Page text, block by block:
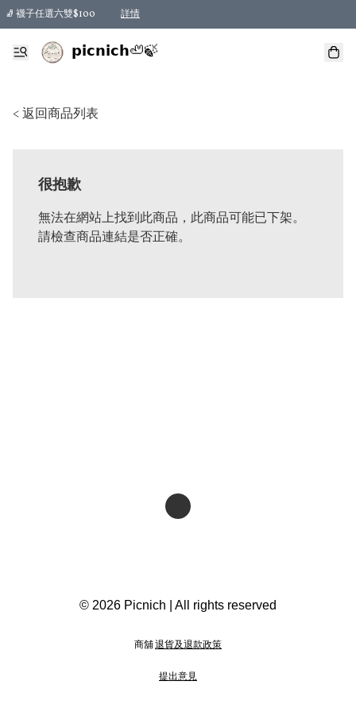
🧦 襪子任選六雙$100 詳情
𝗽𝗶𝗰𝗻𝗶𝗰𝗵🦥🍃
< 返回商品列表
很抱歉
無法在網站上找到此商品，此商品可能已下架。
請檢查商品連結是否正確。
© 2026 Picnich | All rights reserved
商舖退貨及退款政策
提出意見